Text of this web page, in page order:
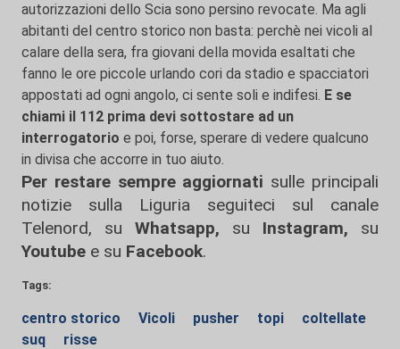
autorizzazioni dello Scia sono persino revocate. Ma agli
abitanti del centro storico non basta: perchè nei vicoli al
calare della sera, fra giovani della movida esaltati che
fanno le ore piccole urlando cori da stadio e spacciatori
appostati ad ogni angolo, ci sente soli e indifesi. E se
chiami il 112 prima devi sottostare ad un
interrogatorio e poi, forse, sperare di vedere qualcuno
in divisa che accorre in tuo aiuto.
Per restare sempre aggiornati sulle principali
notizie sulla Liguria seguiteci sul canale
Telenord, su
Whatsapp, su Instagram, su
Youtube e su Facebook.
Tags:
centro storico Vicoli pusher topi
coltellate
suq
risse